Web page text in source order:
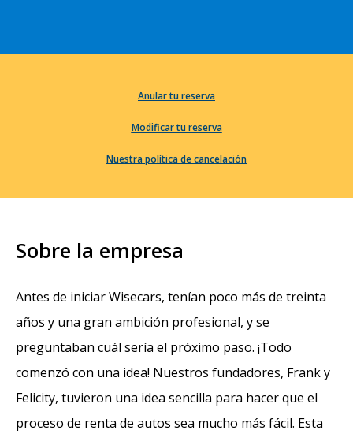
Anular tu reserva
Modificar tu reserva
Nuestra política de cancelación
Sobre la empresa
Antes de iniciar Wisecars, tenían poco más de treinta
años y una gran ambición profesional, y se
preguntaban cuál sería el próximo paso. ¡Todo
comenzó con una idea! Nuestros fundadores, Frank y
Felicity, tuvieron una idea sencilla para hacer que el
proceso de renta de autos sea mucho más fácil. Esta